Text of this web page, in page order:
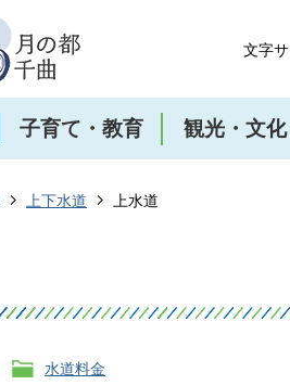
文字
子育て・教育 観光・文
上下水道 上水道
水道料金